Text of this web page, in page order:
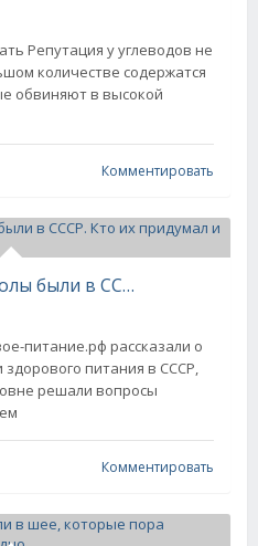
Репутация у углеводов не
количестве содержатся
обвиняют в высокой
Комментировать
Какие диетические столы были в СССР. Кто их придумал и зачем
питание.рф рассказали о
питания в СССР,
решали вопросы
Комментировать